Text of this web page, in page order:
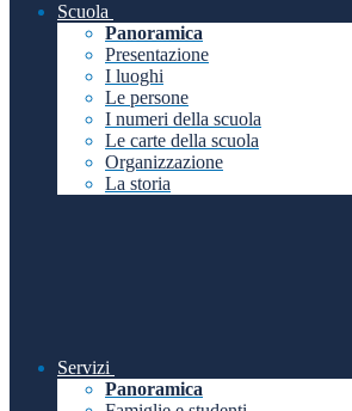
Scuola
Panoramica
Presentazione
I luoghi
Le persone
I numeri della scuola
Le carte della scuola
Organizzazione
La storia
Servizi
Panoramica